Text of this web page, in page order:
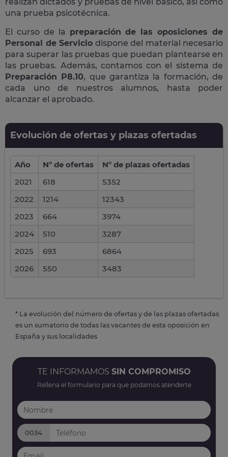
una prueba psicotécnica.
El curso de la preparación de las oposiciones de
Personal de Servicio dispone del material necesario
para superar las pruebas que puedan plantearse en
las pruebas. Además, contamos con el sistema de
Preparación P8.10, que garantiza la formación, de
cada uno de nuestros alumnos, hasta poder
alcanzar el aprobado.
Evolución de ofertas y plazas ofertadas
Año Nº de ofertas
Nº de plazas ofertadas
2021
618
5352
2022
1214
12343
2023
664
3974
2024
510
3287
2025
693
6864
2026
550 3483
* La evolución del número de ofertas y de las plazas ofertadas
es un sumatorio de todas las vacantes de esta oposición en
España y sus localidades
TE INFORMAMOS SIN COMPROMISO
Rellena el formulario para que podamos atenderte
0034